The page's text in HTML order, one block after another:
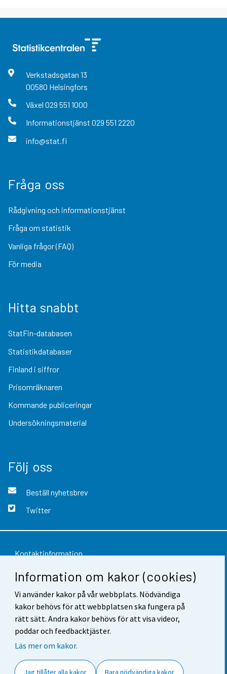
Information om kakor (cookies)
Vi använder kakor på vår webbplats. Nödvändiga
kakor behövs för att webbplatsen ska fungera på
rätt sätt. Andra kakor behövs för att visa videor,
poddar och feedbacktjäster.
Läs mer om kakor.
Jag tillåter alla kakor Bara nödvändiga kakor
Verkstadsgatan 13
00580 Helsingfors
Växel 029 551 1000
Informationstjänst 029 551 2220
info@stat.fi
Fråga oss
Rådgivning och informationstjänst
Fråga om statistik
Vanliga frågor (FAQ)
För media
Hitta snabbt
StatFin-databasen
Statistikdatabaser
Finland i siffror
Prisomräknaren
Kommande publiceringar
Undersökningsmaterial
Följ oss
Beställ nyhetsbrev
Twitter
Kontaktinformation
Respons
Användarvillkor
Dataskydd
Tillgänglighet